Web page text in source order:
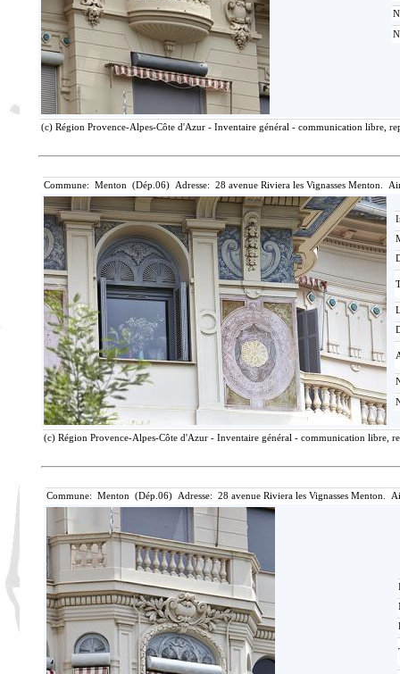
(c) Région Provence-Alpes-Côte d'Azur - Inventaire général - communication libre,
Commune: Menton (Dép.06) Adresse: 28 avenue Riviera les Vignasses Menton.
(c) Région Provence-Alpes-Côte d'Azur - Inventaire général - communication libre,
Commune: Menton (Dép.06) Adresse: 28 avenue Riviera les Vignasses Menton.